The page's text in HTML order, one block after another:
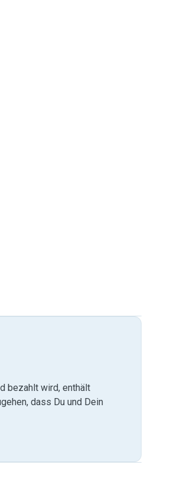
bezahlt wird, enthält
dass Du und Dein